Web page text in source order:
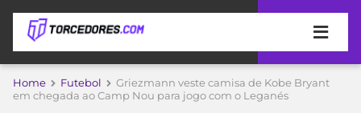
APOSTAS
Home Futebol
Griezmann veste camisa de Kobe Bryant
em chegada ao Camp Nou para jogo com o Leganés